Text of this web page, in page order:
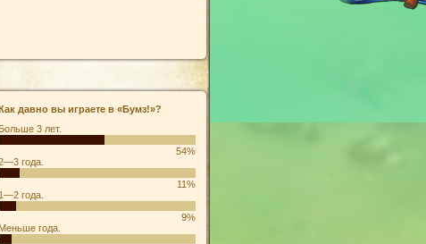
давно вы играете в «Бумз!»?
Больше 3 лет.
54%
года.
11%
1—2 года.
9%
Меньше года.